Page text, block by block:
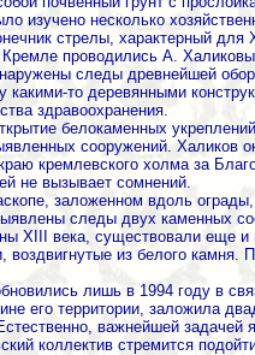
изучено несколько
стрелы, характерный для
Кремле проводились А.
следы древнейшей
какими-то деревянными
здравоохранения.
белокаменных
сооружений. Халиков
кремлевского холма за
не вызывает сомнений.
заложенном вдоль
следы двух каменных
XIII века, существовали еще
из белого
лишь в 1994 году в
его территории, заложила
важнейшей задачей
коллектив стремится